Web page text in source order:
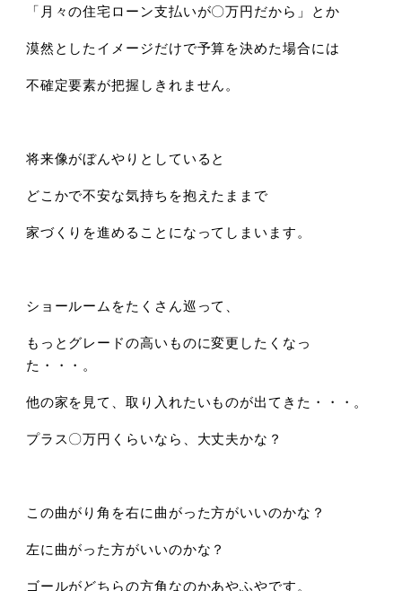
「月々の住宅ローン支払いが〇万円だから」とか
漠然としたイメージだけで予算を決めた場合には
不確定要素が把握しきれません。
将来像がぼんやりとしていると
どこかで不安な気持ちを抱えたままで
家づくりを進めることになってしまいます。
ショールームをたくさん巡って、
もっとグレードの高いものに変更したくなっ
た・・・。
他の家を見て、取り入れたいものが出てきた・・・。
プラス〇万円くらいなら、大丈夫かな？
この曲がり角を右に曲がった方がいいのかな？
左に曲がった方がいいのかな？
ゴールがどちらの方角なのかあやふやです。